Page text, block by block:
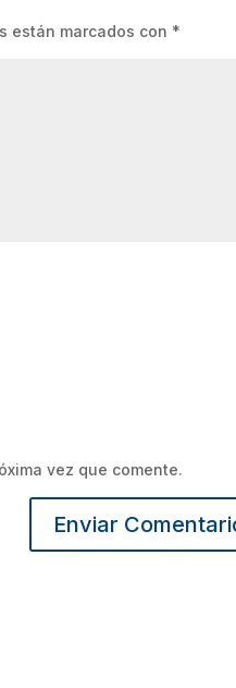
están marcados con *
vez que comente.